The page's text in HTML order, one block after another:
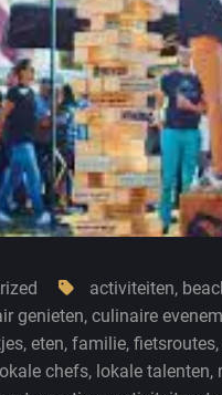
activiteiten,
genieten, culinaire
, eten, familie, fietsroutes,
chefs, lokale talenten,